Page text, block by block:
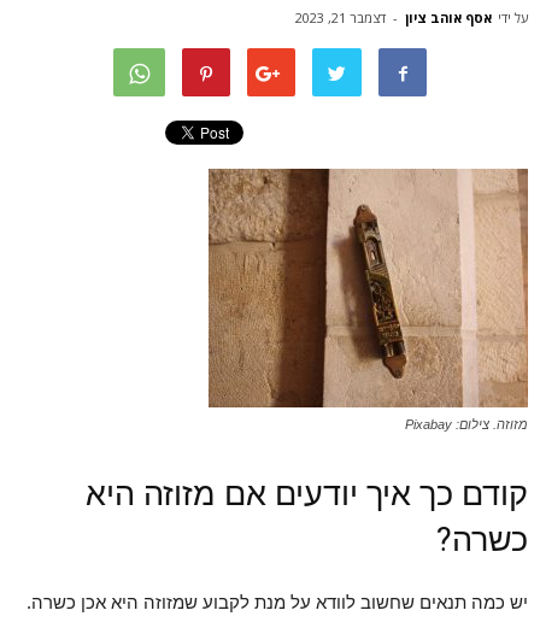
על ידי אסף אוהב ציון - דצמבר 21, 2023
מזוזה. צילום: Pixabay
קודם כך איך יודעים אם מזוזה היא
כשרה?
יש כמה תנאים שחשוב לוודא על מנת לקבוע שמזוזה היא אכן כשרה.